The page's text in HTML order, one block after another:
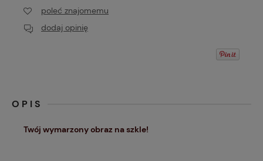
poleć znajomemu
dodaj opinię
OPIS
Twój wymarzony obraz na szkle!